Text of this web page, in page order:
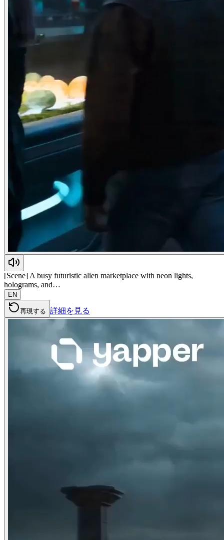
[Scene] A busy futuristic alien marketplace with neon lights,
holograms, and…
EN
再現する 詳細を見る